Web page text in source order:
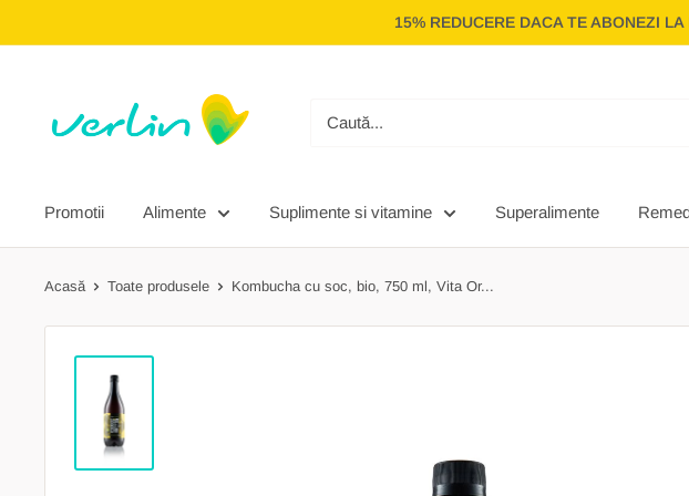
la
15% REDUCERE DACA TE ABONEZI
Promotii Alimente Suplimente si vitamine Superalimente
Acasă Toate produsele Kombucha cu soc, bio, 750 ml, Vita Or...